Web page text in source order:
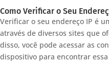
Como Verificar o Seu
Verificar o seu endereço IP é
através de diversos sites que
disso, você pode acessar as
dispositivo para encontrar